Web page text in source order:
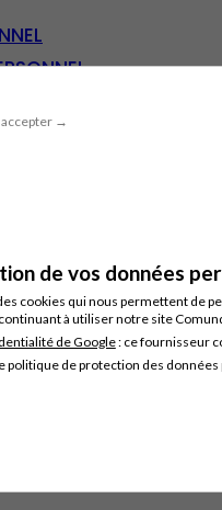
→
de vos données
cookies qui nous permettent de
à utiliser notre site
de Google: ce fournisseur
politique de protection des